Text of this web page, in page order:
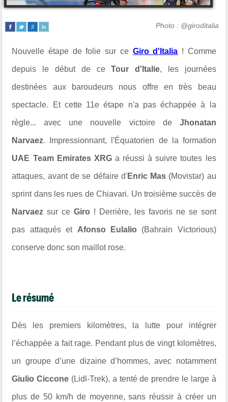
Photo : @giroditalia
Nouvelle étape de folie sur ce Giro d'Italia ! Comme
depuis le début de ceTour d'Italie, les journées
destinées aux baroudeurs nous offre en très beau
spectacle. Et cette 11e étape n'a pas échappée à la
règle... avec une nouvelle victoire de Jhonatan
Narvaez. Impressionnant, l'Équatorien de la formation
UAE Team Emirates XRGa réussi à suivre toutes les
attaques, avant de se défaire d'Enric Mas (Movistar) au
sprint dans les rues de Chiavari. Un troisième succès de
Narvaezsur ceGiro ! Derrière, les favoris ne se sont
pas attaqués et Afonso Eulalio (Bahrain Victorious)
conserve donc son maillot rose.
Le résumé
Dès les premiers kilomètres, la lutte pour intégrer
l’échappée a fait rage. Pendant plus de vingt kilomètres,
un groupe d’une dizaine d’hommes, avec notamment
Giulio Ciccone (Lidl-Trek), a tenté de prendre le large à
plus de 50 km/h de moyenne, sans réussir à créer un